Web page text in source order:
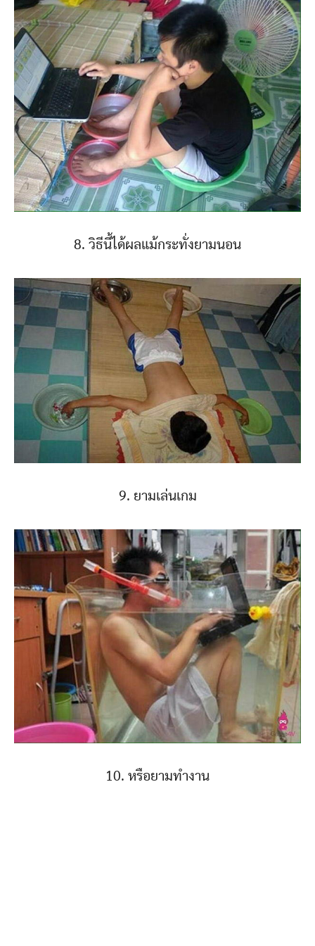
8. วิธีนี้ได้ผลแม้กระทั่งยามนอน
9. ยามเล่นเกม
10. หรือยามทำงาน